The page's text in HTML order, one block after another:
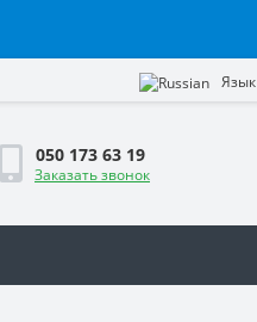
Язык
050 173 63 19
Заказать звонок